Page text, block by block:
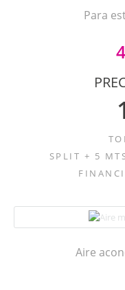
Para
SPLIT + 5
Aire